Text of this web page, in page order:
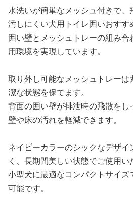
水洗いが簡単なメッシュ付きで
汚しにくい犬用トイレ囲いおすす
囲い壁とメッシュトレーの組み
用環境を実現しています。
取り外し可能なメッシュトレー
潔な状態を保てます。
背面の囲い壁が排泄時の飛散をし
壁や床の汚れを軽減できます。
ネイビーカラーのシックなデザイ
く、長期間美しい状態でご使用い
小型犬に最適なコンパクトサイ
可能です。